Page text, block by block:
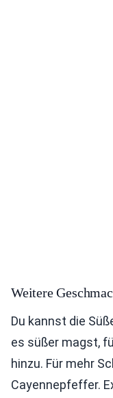
Weitere
Du kannst die
es süßer magst,
hinzu. Für mehr
Cayennepfeffer.